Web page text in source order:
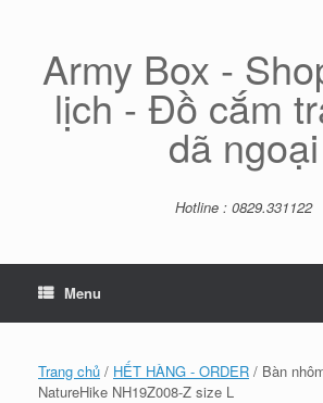
Army Box -
lịch - Đồ cắm
dã ngoại
Hotline : 0829.331122
Menu
Trang chủ / HẾT HÀNG - ORDER / Bàn
NatureHike NH19Z008-Z size L